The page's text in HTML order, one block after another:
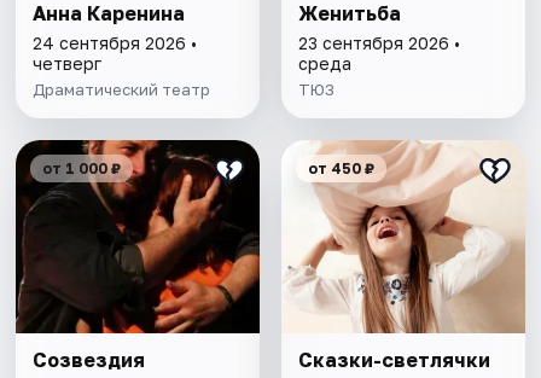
Анна Каренина
24 сентября 2026 •
четверг
Драматический театр
Женитьба
23 сентября 2026 •
среда
ТЮЗ
от 1 000 ₽
Созвездия
от 450 ₽
Сказки-светлячки